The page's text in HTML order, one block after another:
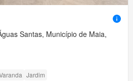
Santas, Município de Maia,
Jardim